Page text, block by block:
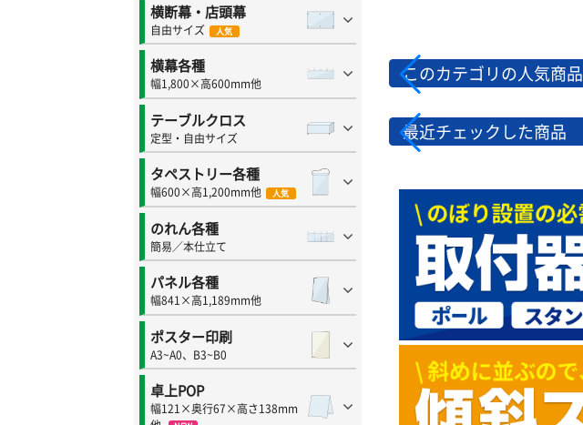
横断幕・店頭幕
自由サイズ 人気
横幕各種
幅1,800×高600mm他
テーブルクロス
定型・自由サイズ
タペストリー各種
幅600×高1,200mm他 人気
のれん各種
簡易／本仕立て
パネル各種
幅841×高1,189mm他
ポスター印刷
A3~A0、B3~B0
卓上POP
幅121×奥行67×高さ138mm
このカテゴリの人気商品
最近チェックした商品